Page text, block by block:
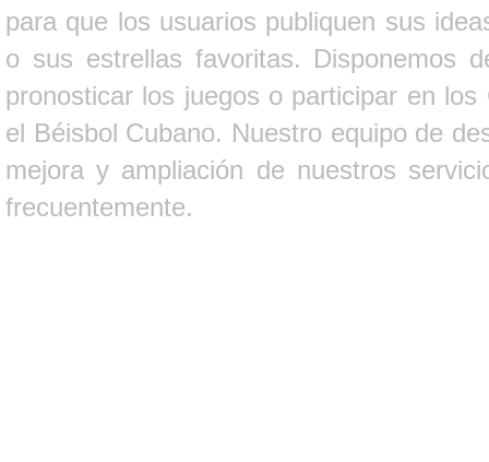
para que los usuarios publiquen sus
o sus estrellas favoritas. Disponemos
pronosticar los juegos o participar en
el Béisbol Cubano. Nuestro equipo de
mejora y ampliación de nuestros
frecuentemente.